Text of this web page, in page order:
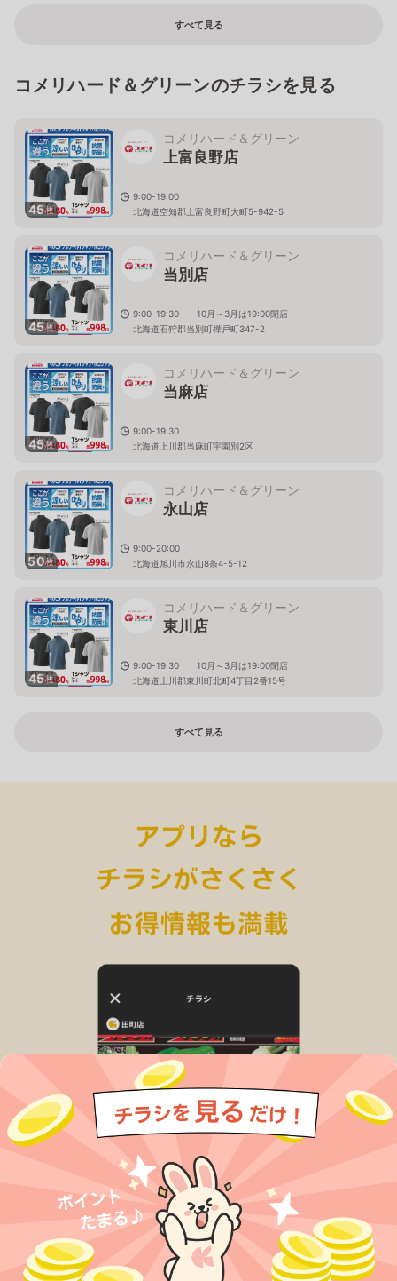
すべて見る
コメリハード＆グリーンのチラシを見る
45枚
コメリハード＆グリーン
上富良野店
9:00-19:00
北海道空知郡上富良野町大町5-942-5
45枚
コメリハード＆グリーン
当別店
9:00-19:30 10月～3月は19:00閉店
北海道石狩郡当別町樺戸町347-2
45枚
コメリハード＆グリーン
当麻店
9:00-19:30
北海道上川郡当麻町宇園別2区
50枚
コメリハード＆グリーン
永山店
9:00-20:00
北海道旭川市永山8条4-5-12
45枚
コメリハード＆グリーン
東川店
9:00-19:30 10月～3月は19:00閉店
北海道上川郡東川町北町4丁目2番15号
すべて見る